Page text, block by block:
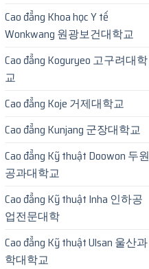
Cao đẳng Khoa học Y tế
Wonkwang 원광보건대학교
Cao đẳng Koguryeo 고구려대학
교
Cao đẳng Koje 거제대학교
Cao đẳng Kunjang 군장대학교
Cao đẳng Kỹ thuật Doowon 두원
공과대학교
Cao đẳng Kỹ thuật Inha 인하공
업전문대학
Cao đẳng Kỹ thuật Ulsan 울산과
학대학교